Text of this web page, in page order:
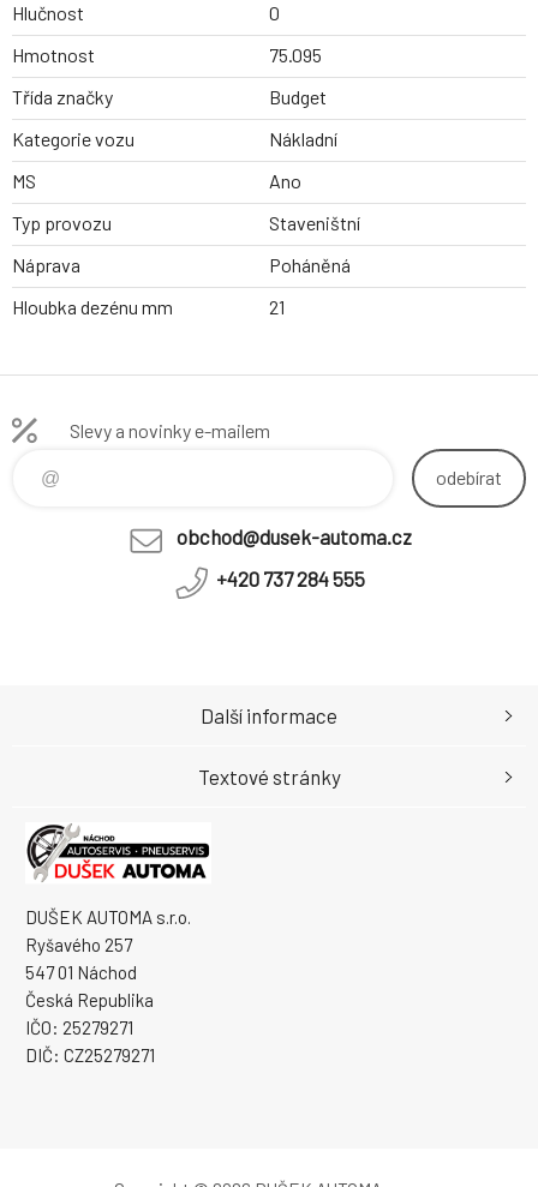
Hlučnost
0
Hmotnost
75.095
Třída značky
Budget
Kategorie vozu
Nákladní
MS
Ano
Typ provozu
Staveništní
Náprava
Poháněná
Hloubka dezénu mm
21
Slevy a novinky e-mailem
odebírat
obchod@dusek-automa.cz
+420 737 284 555
DUŠEK AUTOMA s.r.o.
Ryšavého 257
547 01 Náchod
Česká Republika
IČO: 25279271
DIČ: CZ25279271
Další informace
Textové stránky